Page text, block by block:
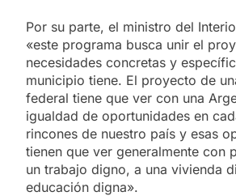
Por su parte, el ministro del
«este programa busca unir el
necesidades concretas y
municipio tiene. El proyecto de
federal tiene que ver con una
igualdad de oportunidades en
rincones de nuestro país y esas
tienen que ver generalmente con
un trabajo digno, a una vivienda
educación digna».